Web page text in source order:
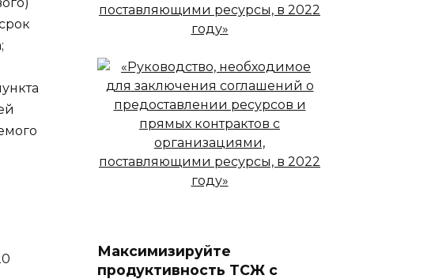
Максимизируйте
продуктивность ТСЖ с